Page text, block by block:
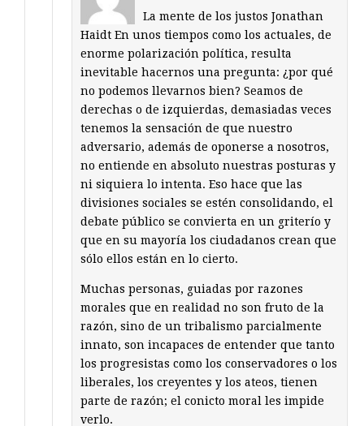
La mente de los justos Jonathan
Haidt En unos tiempos como los actuales, de
enorme polarización política, resulta
inevitable hacernos una pregunta: ¿por qué
no podemos llevarnos bien? Seamos de
derechas o de izquierdas, demasiadas veces
tenemos la sensación de que nuestro
adversario, además de oponerse a nosotros,
no entiende en absoluto nuestras posturas y
ni siquiera lo intenta. Eso hace que las
divisiones sociales se estén consolidando, el
debate público se convierta en un griterío y
que en su mayoría los ciudadanos crean que
sólo ellos están en lo cierto.
Muchas personas, guiadas por razones
morales que en realidad no son fruto de la
razón, sino de un tribalismo parcialmente
innato, son incapaces de entender que tanto
los progresistas como los conservadores o los
liberales, los creyentes y los ateos, tienen
parte de razón; el conicto moral les impide
verlo.